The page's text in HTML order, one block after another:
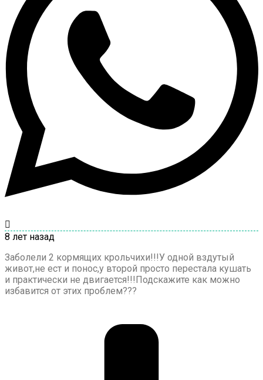
8 лет назад
Заболели 2 кормящих крольчихи!!!У одной вздутый
живот,не ест и понос,у второй просто перестала кушать
и практически не двигается!!!Подскажите как можно
избавится от этих проблем???